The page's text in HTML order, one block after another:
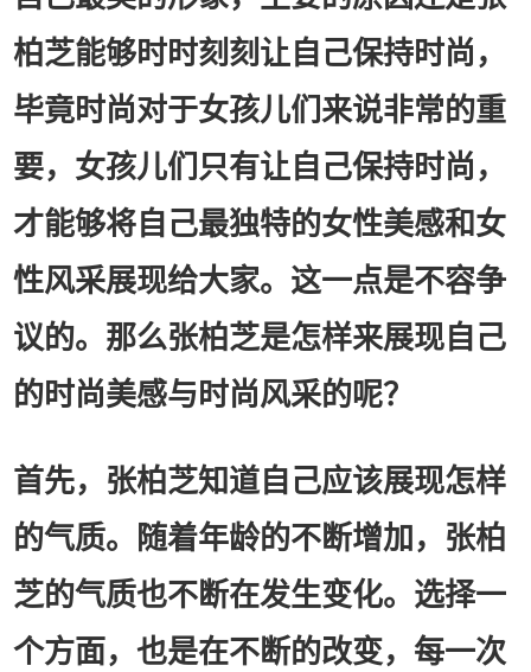
柏芝能够时时刻刻让自己保持时尚，
毕竟时尚对于女孩儿们来说非常的重
要，女孩儿们只有让自己保持时尚，
才能够将自己最独特的女性美感和女
性风采展现给大家。这一点是不容争
议的。那么张柏芝是怎样来展现自己
的时尚美感与时尚风采的呢？
首先，张柏芝知道自己应该展现怎样
的气质。随着年龄的不断增加，张柏
芝的气质也不断在发生变化。选择一
个方面，也是在不断的改变，每一次